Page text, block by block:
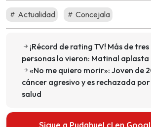
Actualidad Concejala
¡Récord de rating TV! Más de
personas lo vieron: Matinal
«No me quiero morir»: Joven de
cáncer agresivo y es rechazada
salud
Sigue a Pudahuel.cl en